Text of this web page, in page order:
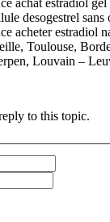
desogestrel sans
acheter estradiol
Toulouse,
Louvain –
to this topic.